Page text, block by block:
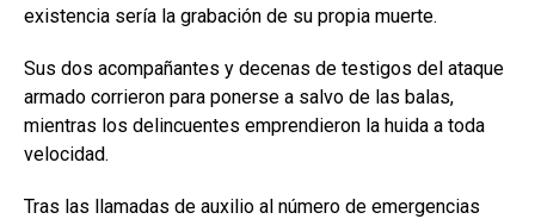
existencia sería la grabación de su propia muerte.
Sus dos acompañantes y decenas de testigos del ataque
armado corrieron para ponerse a salvo de las balas,
mientras los delincuentes emprendieron la huida a toda
velocidad.
Tras las llamadas de auxilio al número de emergencias